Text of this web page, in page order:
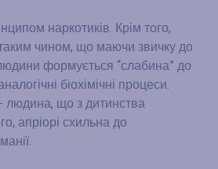
наркотиків. Крім того,
чином, що маючи звичку до
формується “слабина” до
біохімічні процеси.
людина, що з дитинства
апріорі схильна до